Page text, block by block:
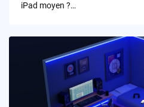
iPad moyen ?…